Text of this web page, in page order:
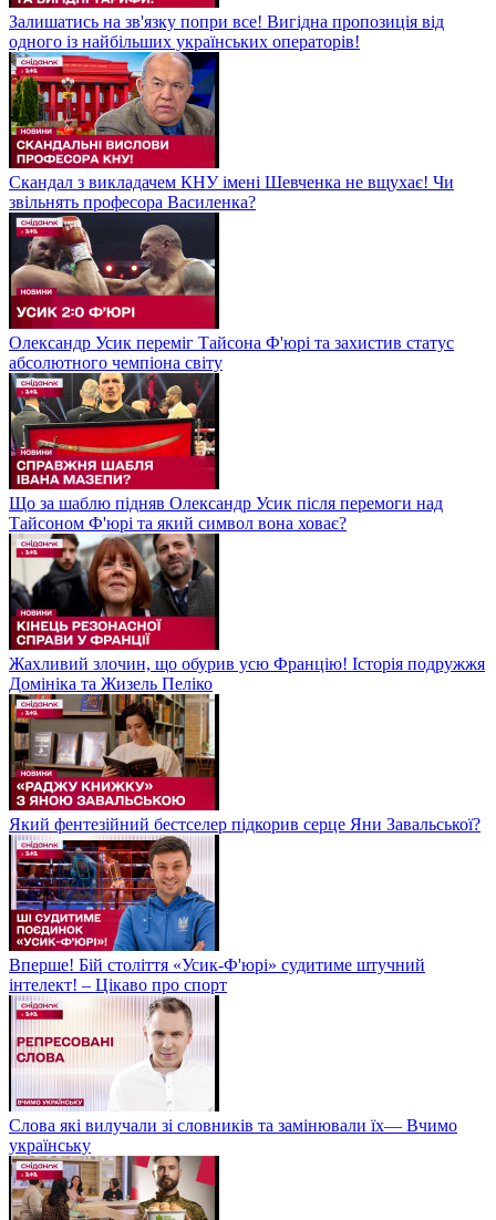
Залишатись на зв'язку попри все! Вигідна пропозиція від
одного із найбільших українських операторів!
Скандал з викладачем КНУ імені Шевченка не вщухає! Чи
звільнять професора Василенка?
Олександр Усик переміг Тайсона Ф'юрі та захистив статус
абсолютного чемпіона світу
Що за шаблю підняв Олександр Усик після перемоги над
Тайсоном Ф'юрі та який символ вона ховає?
Жахливий злочин, що обурив усю Францію! Історія подружжя
Домініка та Жизель Пеліко
Який фентезійний бестселер підкорив серце Яни Завальської?
Вперше! Бій століття «Усик-Ф'юрі» судитиме штучний
інтелект! – Цікаво про спорт
Слова які вилучали зі словників та замінювали їх— Вчимо
українську